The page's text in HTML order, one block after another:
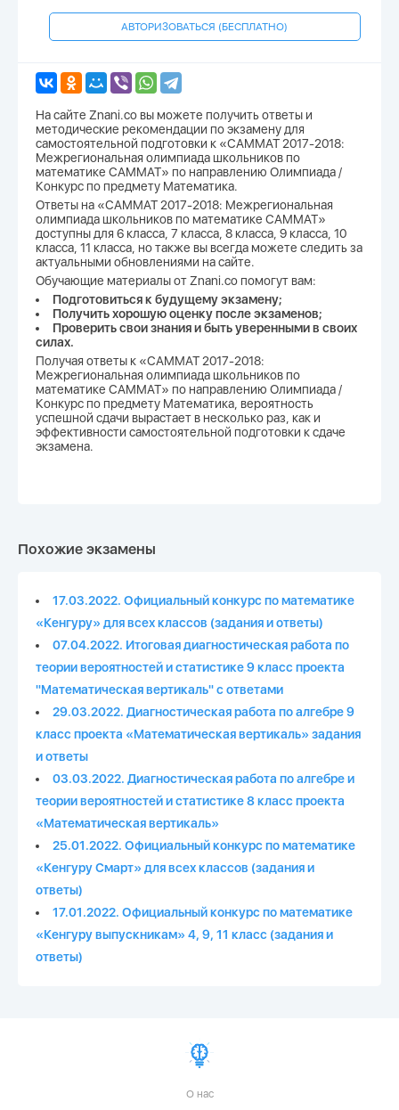
АВТОРИЗОВАТЬСЯ (БЕСПЛАТНО)
На сайте Znani.co вы можете получить ответы и
методические рекомендации по экзамену для
самостоятельной подготовки к «САММАТ 2017-2018:
Межрегиональная олимпиада школьников по
математике САММАТ» по направлению Олимпиада /
Конкурс по предмету Математика.
Ответы на «САММАТ 2017-2018: Межрегиональная
олимпиада школьников по математике САММАТ»
доступны для 6 класса, 7 класса, 8 класса, 9 класса, 10
класса, 11 класса, но также вы всегда можете следить за
актуальными обновлениями на сайте.
Обучающие материалы от Znani.co помогут вам:
Подготовиться к будущему экзамену;
Получить хорошую оценку после экзаменов;
Проверить свои знания и быть уверенными в своих
силах.
Получая ответы к «САММАТ 2017-2018:
Межрегиональная олимпиада школьников по
математике САММАТ» по направлению Олимпиада /
Конкурс по предмету Математика, вероятность
успешной сдачи вырастает в несколько раз, как и
эффективности самостоятельной подготовки к сдаче
экзамена.
Похожие экзамены
17.03.2022. Официальный конкурс по математике
«Кенгуру» для всех классов (задания и ответы)
07.04.2022. Итоговая диагностическая работа по
теории вероятностей и статистике 9 класс проекта
"Математическая вертикаль" с ответами
29.03.2022. Диагностическая работа по алгебре 9
класс проекта «Математическая вертикаль» задания
и ответы
03.03.2022. Диагностическая работа по алгебре и
теории вероятностей и статистике 8 класс проекта
«Математическая вертикаль»
25.01.2022. Официальный конкурс по математике
«Кенгуру Смарт» для всех классов (задания и
ответы)
17.01.2022. Официальный конкурс по математике
«Кенгуру выпускникам» 4, 9, 11 класс (задания и
ответы)
О нас